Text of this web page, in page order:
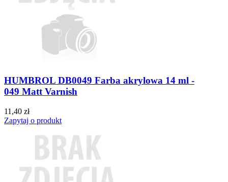
HUMBROL DB0049 Farba akrylowa 14 ml -
049 Matt Varnish
11,40 zł
Zapytaj o produkt